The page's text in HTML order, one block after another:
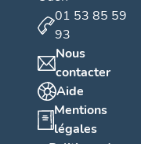
01 53 85 59
93
Nous
contacter
Aide
Mentions
légales